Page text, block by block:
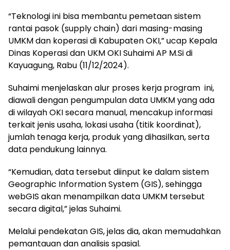
“Teknologi ini bisa membantu pemetaan sistem
rantai pasok (supply chain) dari masing-masing
UMKM dan koperasi di Kabupaten OKI,” ucap Kepala
Dinas Koperasi dan UKM OKI Suhaimi AP M.Si di
Kayuagung, Rabu (11/12/2024).
Suhaimi menjelaskan alur proses kerja program ini,
diawali dengan pengumpulan data UMKM yang ada
di wilayah OKI secara manual, mencakup informasi
terkait jenis usaha, lokasi usaha (titik koordinat),
jumlah tenaga kerja, produk yang dihasilkan, serta
data pendukung lainnya.
“Kemudian, data tersebut diinput ke dalam sistem
Geographic Information System (GIS), sehingga
webGIS akan menampilkan data UMKM tersebut
secara digital,” jelas Suhaimi.
Melalui pendekatan GIS, jelas dia, akan memudahkan
pemantauan dan analisis spasial.